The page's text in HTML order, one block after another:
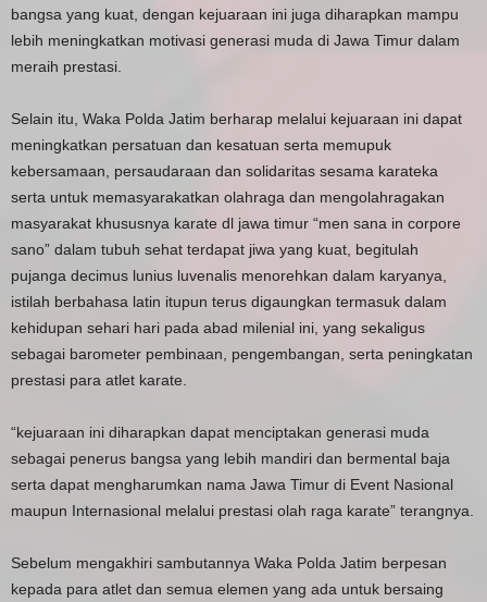
bangsa yang kuat, dengan kejuaraan ini juga diharapkan mampu
lebih meningkatkan motivasi generasi muda di Jawa Timur dalam
meraih prestasi.
Selain itu, Waka Polda Jatim berharap melalui kejuaraan ini dapat
meningkatkan persatuan dan kesatuan serta memupuk
kebersamaan, persaudaraan dan solidaritas sesama karateka
serta untuk memasyarakatkan olahraga dan mengolahragakan
masyarakat khususnya karate dl jawa timur “men sana in corpore
sano” dalam tubuh sehat terdapat jiwa yang kuat, begitulah
pujanga decimus lunius luvenalis menorehkan dalam karyanya,
istilah berbahasa latin itupun terus digaungkan termasuk dalam
kehidupan sehari hari pada abad milenial ini, yang sekaligus
sebagai barometer pembinaan, pengembangan, serta peningkatan
prestasi para atlet karate.
“kejuaraan ini diharapkan dapat menciptakan generasi muda
sebagai penerus bangsa yang lebih mandiri dan bermental baja
serta dapat mengharumkan nama Jawa Timur di Event Nasional
maupun Internasional melalui prestasi olah raga karate” terangnya.
Sebelum mengakhiri sambutannya Waka Polda Jatim berpesan
kepada para atlet dan semua elemen yang ada untuk bersaing